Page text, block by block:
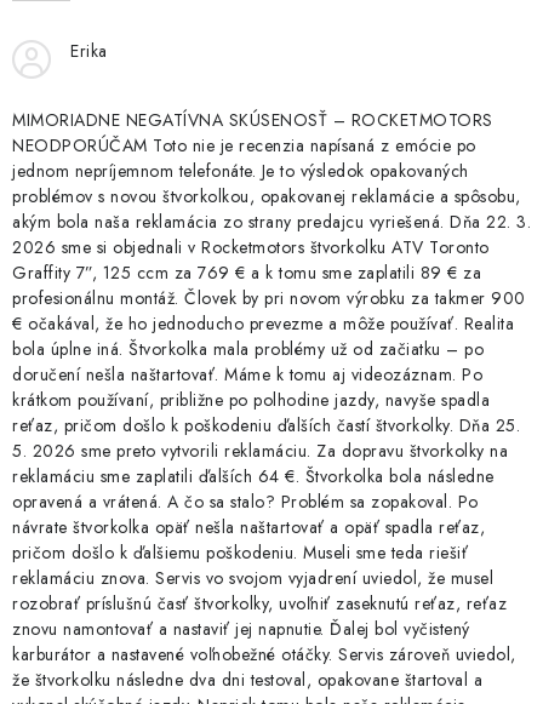
Erika
MIMORIADNE NEGATÍVNA SKÚSENOSŤ – ROCKETMOTORS
NEODPORÚČAM Toto nie je recenzia napísaná z emócie po
jednom nepríjemnom telefonáte. Je to výsledok opakovaných
problémov s novou štvorkolkou, opakovanej reklamácie a spôsobu,
akým bola naša reklamácia zo strany predajcu vyriešená. Dňa 22. 3.
2026 sme si objednali v Rocketmotors štvorkolku ATV Toronto
Graffity 7”, 125 ccm za 769 € a k tomu sme zaplatili 89 € za
profesionálnu montáž. Človek by pri novom výrobku za takmer 900
€ očakával, že ho jednoducho prevezme a môže používať. Realita
bola úplne iná. Štvorkolka mala problémy už od začiatku – po
doručení nešla naštartovať. Máme k tomu aj videozáznam. Po
krátkom používaní, približne po polhodine jazdy, navyše spadla
reťaz, pričom došlo k poškodeniu ďalších častí štvorkolky. Dňa 25.
5. 2026 sme preto vytvorili reklamáciu. Za dopravu štvorkolky na
reklamáciu sme zaplatili ďalších 64 €. Štvorkolka bola následne
opravená a vrátená. A čo sa stalo? Problém sa zopakoval. Po
návrate štvorkolka opäť nešla naštartovať a opäť spadla reťaz,
pričom došlo k ďalšiemu poškodeniu. Museli sme teda riešiť
reklamáciu znova. Servis vo svojom vyjadrení uviedol, že musel
rozobrať príslušnú časť štvorkolky, uvoľniť zaseknutú reťaz, reťaz
znovu namontovať a nastaviť jej napnutie. Ďalej bol vyčistený
karburátor a nastavené voľnobežné otáčky. Servis zároveň uviedol,
že štvorkolku následne dva dni testoval, opakovane štartoval a